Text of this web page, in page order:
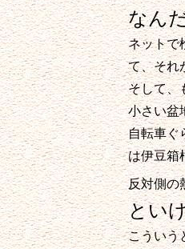
なん
ネットで
て、それ
そして、
小さい盆
自転車ぐ
は伊豆箱
反対側の
とい
こういう